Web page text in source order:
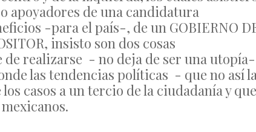
apoyadores de una candidatura
-para el país-, de un GOBIERNO
insisto son dos cosas
realizarse - no deja de ser una
las tendencias políticas - que no así
casos a un tercio de la ciudadanía y que